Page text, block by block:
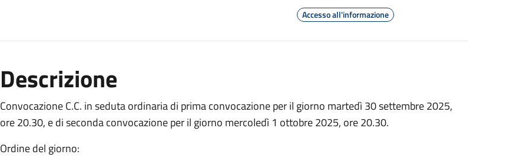
Accesso all'informazione
Descrizione
Convocazione C.C. in seduta ordinaria di prima convocazione per il giorno martedì 30 settembre 2025,
ore 20.30, e di seconda convocazione per il giorno mercoledì 1 ottobre 2025, ore 20.30.
Ordine del giorno: